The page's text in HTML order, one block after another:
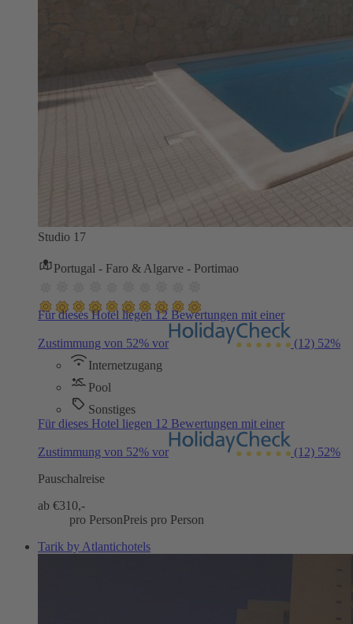
Studio 17
Portugal - Faro & Algarve - Portimao
Für dieses Hotel liegen 12 Bewertungen mit einer
Zustimmung von 52% vor (12) 52%
Internetzugang
Pool
Sonstiges
Für dieses Hotel liegen 12 Bewertungen mit einer
Zustimmung von 52% vor (12) 52%
Pauschalreise
ab €310,-
pro PersonPreis pro Person
Tarik by Atlantichotels